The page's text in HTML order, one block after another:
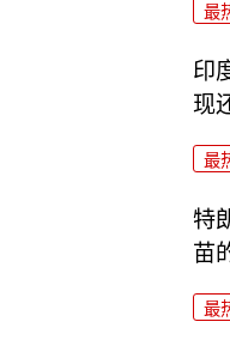
最
印
现
最
特
苗
最